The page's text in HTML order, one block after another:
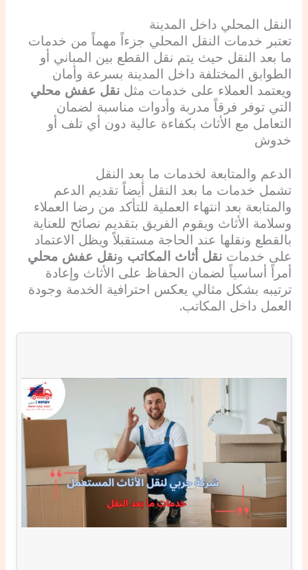
النقل المحلي داخل المدينة
تعتبر خدمات النقل المحلي جزءاً مهماً من خدمات
ما بعد النقل حيث يتم نقل القطع بين المباني أو
الطوابق المختلفة داخل المدينة بسرعة وأمان
ويعتمد العملاء على خدمات مثل نقل عفش محلي
التي توفر فرقاً مدربة وأدوات مناسبة لضمان
التعامل مع الأثاث بكفاءة عالية دون أي تلف أو
خدوش
الدعم والمتابعة لخدمات ما بعد النقل
تشمل خدمات ما بعد النقل أيضاً تقديم الدعم
والمتابعة بعد انتهاء العملية للتأكد من رضا العملاء
وسلامة الأثاث ويقوم الفريق بتقديم نصائح للعناية
بالقطع ونقلها عند الحاجة مستقبلاً ويظل الاعتماد
على خدمات نقل أثاث المكاتب ونقل عفش محلي
أمراً أساسياً لضمان الحفاظ على الأثاث وإعادة
ترتيبه بشكل مثالي يعكس احترافية الخدمة وجودة
العمل داخل المكاتب.